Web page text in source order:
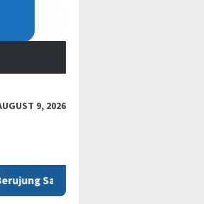
9, 2026
Medis di Media Sosial Kembali